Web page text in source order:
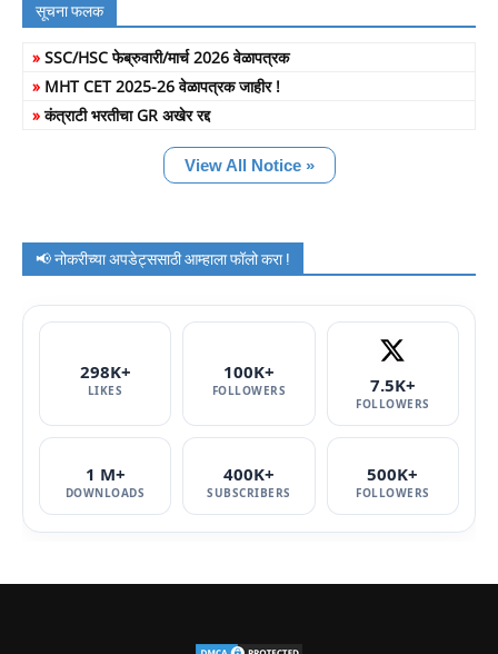
सूचना फलक
» SSC/HSC फेब्रुवारी/मार्च 2026 वेळापत्रक
» MHT CET 2025-26 वेळापत्रक जाहीर !
»कंत्राटी भरतीचा GR अखेर रद्द
View All Notice »
📢 नोकरीच्या अपडेट्ससाठी आम्हाला फॉलो करा !
298K+
LIKES
100K+
FOLLOWERS 7.5K+
FOLLOWERS
1 M+
DOWNLOADS
400K+
SUBSCRIBERS
500K+
FOLLOWERS